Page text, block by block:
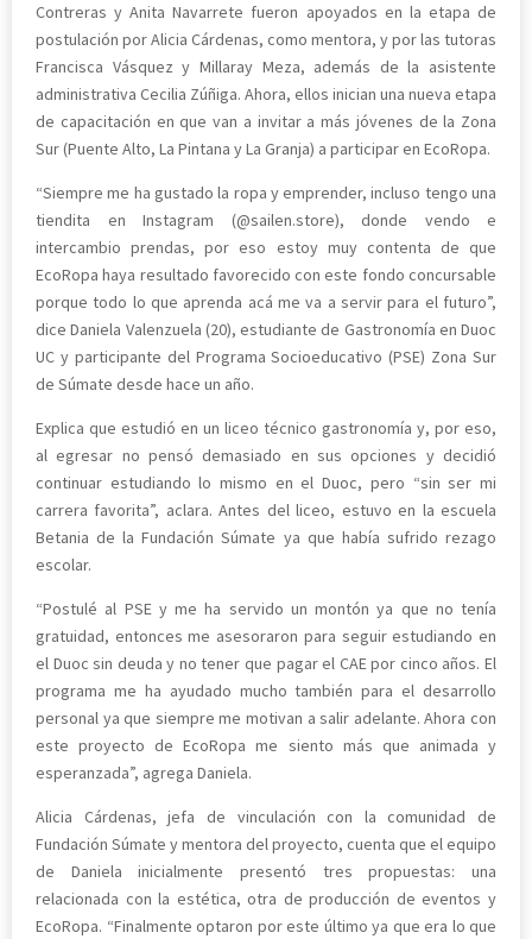
Contreras y Anita Navarrete fueron apoyados en la etapa de
postulación por Alicia Cárdenas, como mentora, y por las tutoras
Francisca Vásquez y Millaray Meza, además de la asistente
administrativa Cecilia Zúñiga. Ahora, ellos inician una nueva etapa
de capacitación en que van a invitar a más jóvenes de la Zona
Sur (Puente Alto, La Pintana y La Granja) a participar en EcoRopa.
“Siempre me ha gustado la ropa y emprender, incluso tengo una
tiendita en Instagram (@sailen.store), donde vendo e
intercambio prendas, por eso estoy muy contenta de que
EcoRopa haya resultado favorecido con este fondo concursable
porque todo lo que aprenda acá me va a servir para el futuro”,
dice Daniela Valenzuela (20), estudiante de Gastronomía en Duoc
UC y participante del Programa Socioeducativo (PSE) Zona Sur
de Súmate desde hace un año.
Explica que estudió en un liceo técnico gastronomía y, por eso,
al egresar no pensó demasiado en sus opciones y decidió
continuar estudiando lo mismo en el Duoc, pero “sin ser mi
carrera favorita”, aclara. Antes del liceo, estuvo en la escuela
Betania de la Fundación Súmate ya que había sufrido rezago
escolar.
“Postulé al PSE y me ha servido un montón ya que no tenía
gratuidad, entonces me asesoraron para seguir estudiando en
el Duoc sin deuda y no tener que pagar el CAE por cinco años. El
programa me ha ayudado mucho también para el desarrollo
personal ya que siempre me motivan a salir adelante. Ahora con
este proyecto de EcoRopa me siento más que animada y
esperanzada”, agrega Daniela.
Alicia Cárdenas, jefa de vinculación con la comunidad de
Fundación Súmate y mentora del proyecto, cuenta que el equipo
de Daniela inicialmente presentó tres propuestas: una
relacionada con la estética, otra de producción de eventos y
EcoRopa. “Finalmente optaron por este último ya que era lo que